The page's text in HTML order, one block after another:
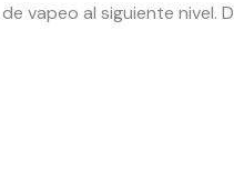
vapeo al siguiente nivel.